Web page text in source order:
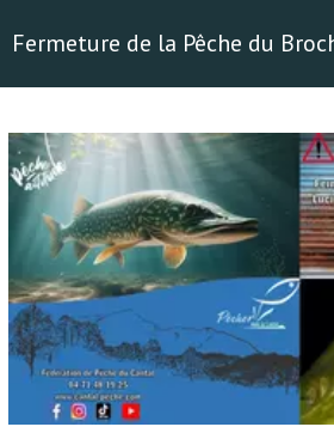
Fermeture de la Pêche du